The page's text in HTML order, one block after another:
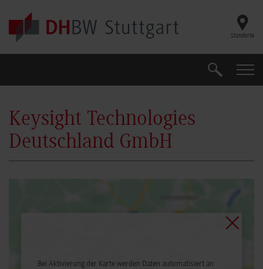
Skip to main content
Standorte
Suche
Keysight Technologies
Deutschland GmbH
Bei Aktivierung der Karte werden Daten automatisiert an